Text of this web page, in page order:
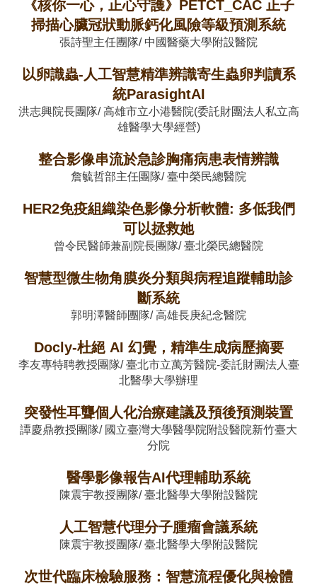
《核你一心，正心守護》PETCT_CAC 正子
掃描心臟冠狀動脈鈣化風險等級預測系統
張詩聖主任團隊/ 中國醫藥大學附設醫院
以卵識蟲-人工智慧精準辨識寄生蟲卵判讀系
統ParasightAI
洪志興院長團隊/ 高雄市立小港醫院(委託財團法人私立高
雄醫學大學經營)
整合影像串流於急診胸痛病患表情辨識
詹毓哲部主任團隊/ 臺中榮民總醫院
HER2免疫組織染色影像分析軟體: 多低我們
可以拯救她
曾令民醫師兼副院長團隊/ 臺北榮民總醫院
智慧型微生物角膜炎分類與病程追蹤輔助診
斷系統
郭明澤醫師團隊/ 高雄長庚紀念醫院
Docly-杜絕 AI 幻覺，精準生成病歷摘要
李友專特聘教授團隊/ 臺北市立萬芳醫院-委託財團法人臺
北醫學大學辦理
突發性耳聾個人化治療建議及預後預測裝置
譚慶鼎教授團隊/ 國立臺灣大學醫學院附設醫院新竹臺大
分院
醫學影像報告AI代理輔助系統
陳震宇教授團隊/ 臺北醫學大學附設醫院
人工智慧代理分子腫瘤會議系統
陳震宇教授團隊/ 臺北醫學大學附設醫院
次世代臨床檢驗服務：智慧流程優化與檢體